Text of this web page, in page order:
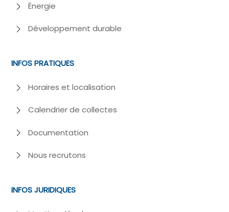
Énergie
Développement durable
INFOS PRATIQUES
Horaires et localisation
Calendrier de collectes
Documentation
Nous recrutons
INFOS JURIDIQUES